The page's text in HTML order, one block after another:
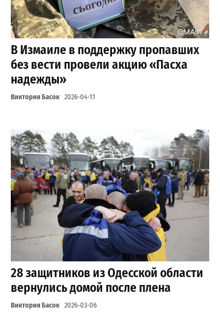
В Измаиле в поддержку пропавших
без вести провели акцию «Пасха
надежды»
Виктория Басок 2026-04-11
28 защитников из Одесской области
вернулись домой после плена
Виктория Басок 2026-03-06